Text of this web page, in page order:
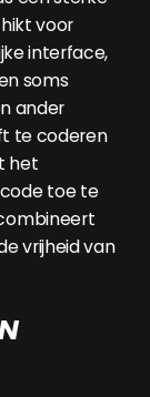
voor
interface,
soms
ander
te coderen
het
toe te
vrijheid van